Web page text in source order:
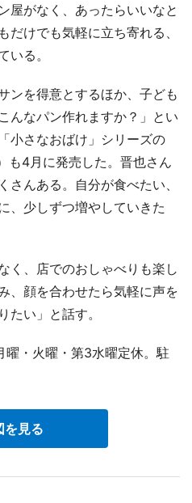
屋がなく、あったらいいなと
だけでも気軽に立ち寄れる、
いる。
ンを得意とするほか、子ども
んなパン作れますか？」とい
小さなおばけ」シリーズの
も4月に発売した。晋也さん
さんある。自分が食べたい、
、少しずつ増やしていきた
く、店でのおしゃべりも楽し
、顔を合わせたら気軽に声を
たい」と話す。
・火曜・第3水曜定休。駐
を見る